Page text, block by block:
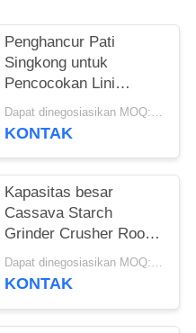
Penghancur Pati
Singkong untuk
Pencocokan Lini
Produksi Pati Lengkap Dapat dinegosiasikan MOQ:1 Set
KONTAK
Kapasitas besar
Cassava Starch
Grinder Crusher Root
Tuber Mesin
penghancur
Dapat dinegosiasikan MOQ:1 Set
KONTAK